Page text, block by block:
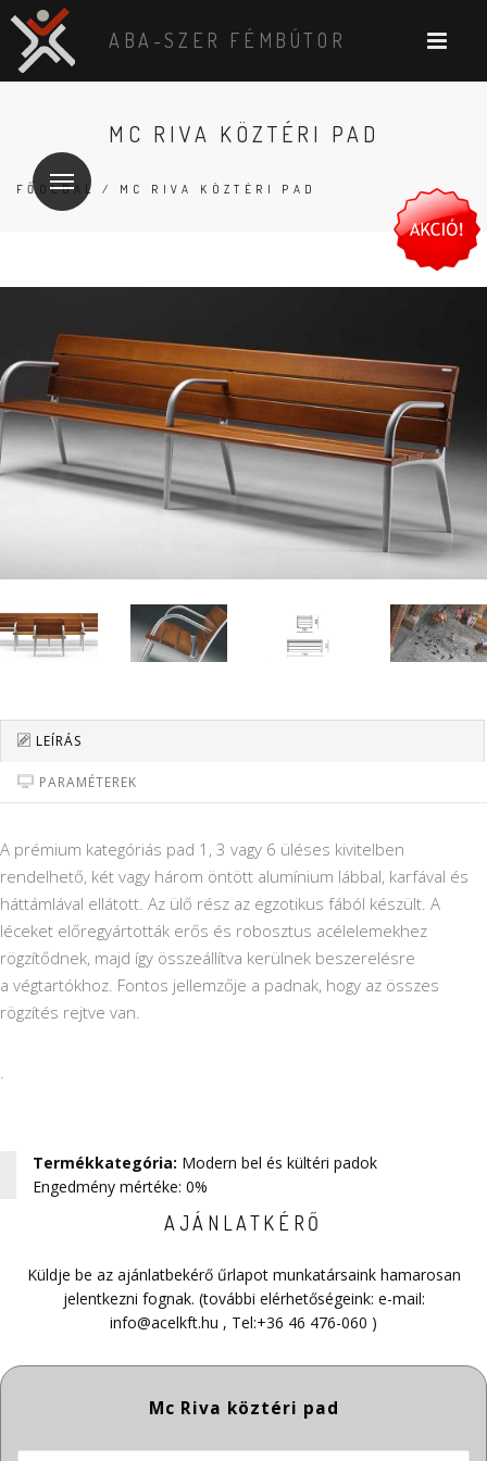
ABA-SZER FÉMBÚTOR
MC RIVA KÖZTÉRI PAD
FŐOLDAL / MC RIVA KÖZTÉRI PAD
LEÍRÁS
PARAMÉTEREK
A prémium kategóriás pad 1, 3 vagy 6 üléses kivitelben
rendelhető, két vagy három öntött alumínium lábbal, karfával és
háttámlával ellátott. Az ülő rész az egzotikus fából készült. A
léceket előregyártották erős és robosztus acélelemekhez
rögzítődnek, majd így összeállítva kerülnek beszerelésre
a végtartókhoz. Fontos jellemzője a padnak, hogy az összes
rögzítés rejtve van.
.
Termékkategória: Modern bel és kültéri padok
Engedmény mértéke: 0%
AJÁNLATKÉRŐ
Küldje be az ajánlatbekérő űrlapot munkatársaink hamarosan
jelentkezni fognak. (további elérhetőségeink: e-mail:
info@acelkft.hu , Tel:+36 46 476-060 )